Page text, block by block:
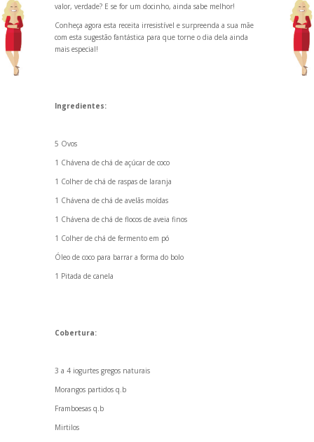
valor, verdade? E se for um docinho, ainda sabe melhor!
Conheça agora esta receita irresistível e surpreenda a sua mãe
com esta sugestão fantástica para que torne o dia dela ainda
mais especial!
Ingredientes:
5 Ovos
1 Chávena de chá de açúcar de coco
1 Colher de chá de raspas de laranja
1 Chávena de chá de avelãs moídas
1 Chávena de chá de flocos de aveia finos
1 Colher de chá de fermento em pó
Óleo de coco para barrar a forma do bolo
1 Pitada de canela
Cobertura:
3 a 4 iogurtes gregos naturais
Morangos partidos q.b
Framboesas q.b
Mirtilos